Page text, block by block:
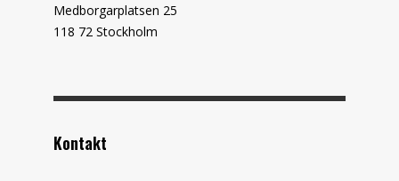
Medborgarplatsen 25
118 72 Stockholm
Kontakt